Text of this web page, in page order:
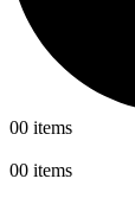
00 items
00 items